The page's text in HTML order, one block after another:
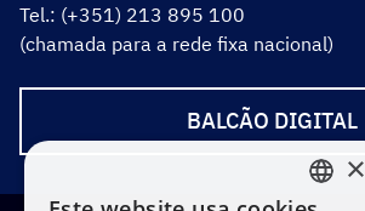
Tel.: (+351) 213 895 100
(chamada para a rede fixa nacional)
BALCÃO DIGITAL
×